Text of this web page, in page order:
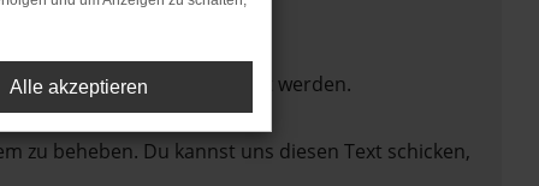
nicht mehr unterstützt werden.
zu beheben. Du kannst uns diesen Text schicken,
Alle akzeptieren